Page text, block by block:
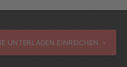
UNTERLAGEN EINREICHEN ›